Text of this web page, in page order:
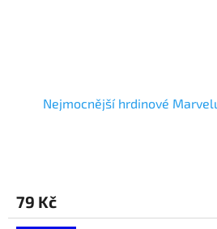
Nejmocnější hrdinové
79 Kč